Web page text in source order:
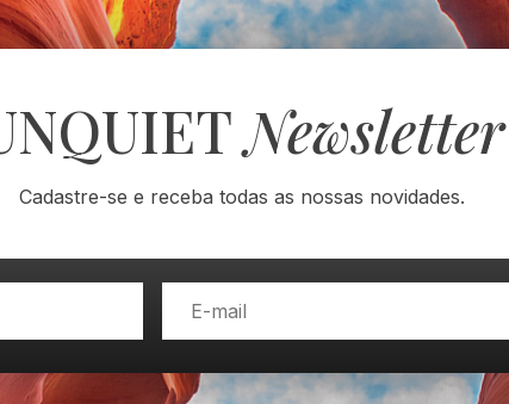
Newsletter
Cadastre-se e receba todas as nossas novidades.